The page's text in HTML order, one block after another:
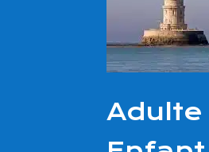
Adulte